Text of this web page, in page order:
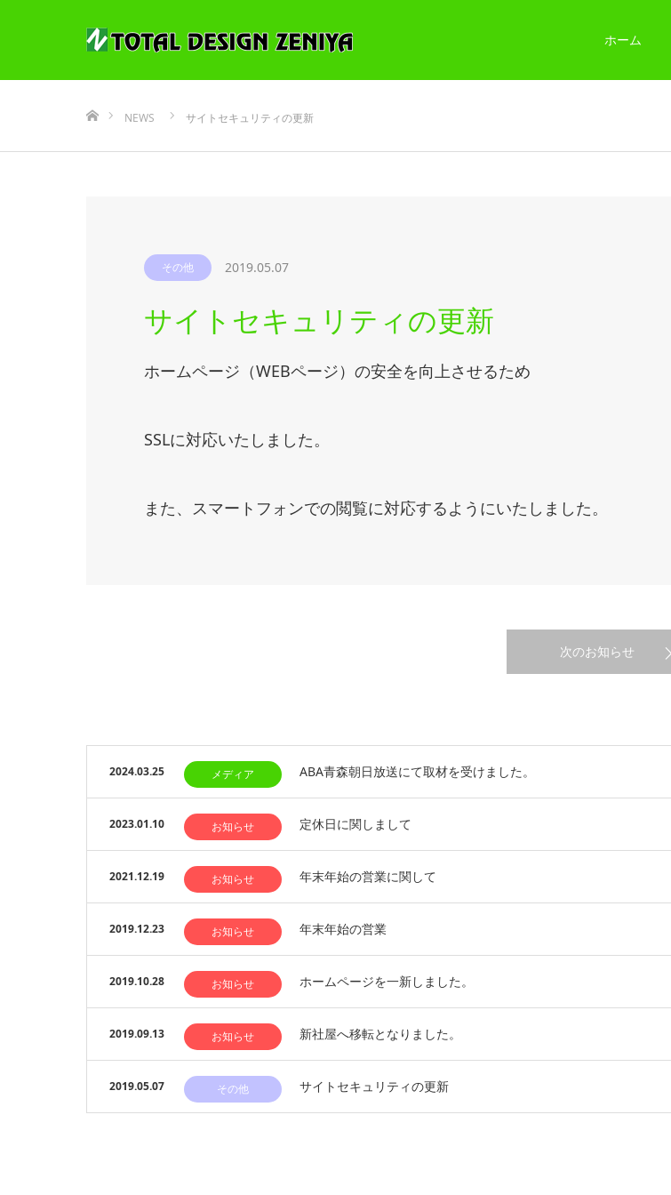
ホーム
NEWS サイトセキュリティの更新
その他 2019.05.07
サイトセキュリティの更新
ホームページ（WEBページ）の安全を向上させるため
SSLに対応いたしました。
また、スマートフォンでの閲覧に対応するようにいたしました。
次のお知らせ
2024.03.25 メディア ABA青森朝日放送にて取材を受けました。
2023.01.10 お知らせ 定休日に関しまして
2021.12.19 お知らせ 年末年始の営業に関して
2019.12.23 お知らせ 年末年始の営業
2019.10.28 お知らせ ホームページを一新しました。
2019.09.13 お知らせ 新社屋へ移転となりました。
2019.05.07 その他 サイトセキュリティの更新